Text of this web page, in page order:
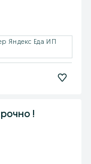
Яндекс Еда ИП
!